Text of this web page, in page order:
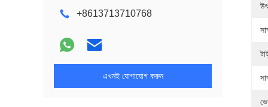
+8613713710768
এখনই যোগাযোগ করুন